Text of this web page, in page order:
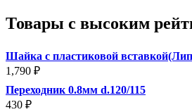
Товары с высоким
Шайка с пластиковой
1,790 ₽
Переходник 0.8мм d.120/115
430 ₽